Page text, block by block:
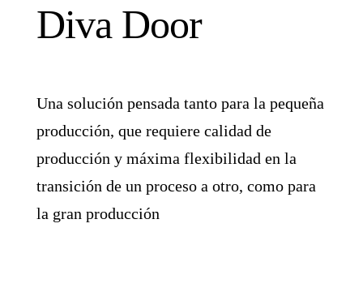
Diva Door
Una solución pensada tanto para la pequeña
producción, que requiere calidad de
producción y máxima flexibilidad en la
transición de un proceso a otro, como para
la gran producción